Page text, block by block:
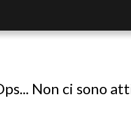
Non ci sono